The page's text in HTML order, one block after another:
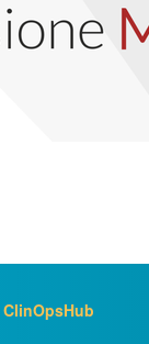
ClinOpsHub